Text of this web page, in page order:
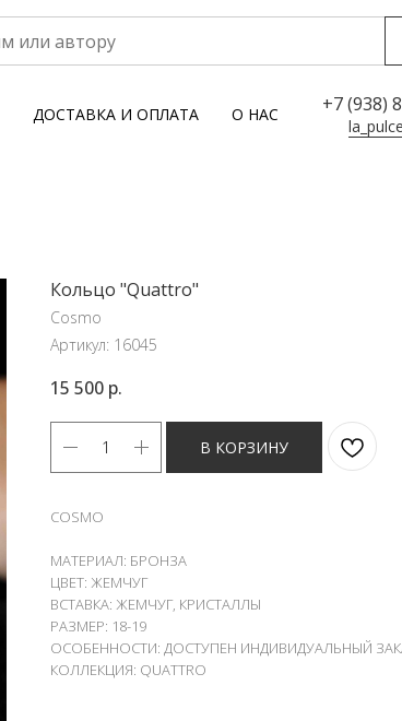
ДОСТАВКА И ОПЛАТА О НАС +7 (938)
Кольцо "Quattro"
Cosmo
Артикул: 16045
15 500 р.
В КОРЗИНУ
COSMO
МАТЕРИАЛ: БРОНЗА
ЦВЕТ: ЖЕМЧУГ
ВСТАВКА: ЖЕМЧУГ, КРИСТАЛЛЫ
РАЗМЕР: 18-19
ОСОБЕННОСТИ: ДОСТУПЕН ИНДИВИДУАЛЬНЫЙ
КОЛЛЕКЦИЯ: QUATTRO